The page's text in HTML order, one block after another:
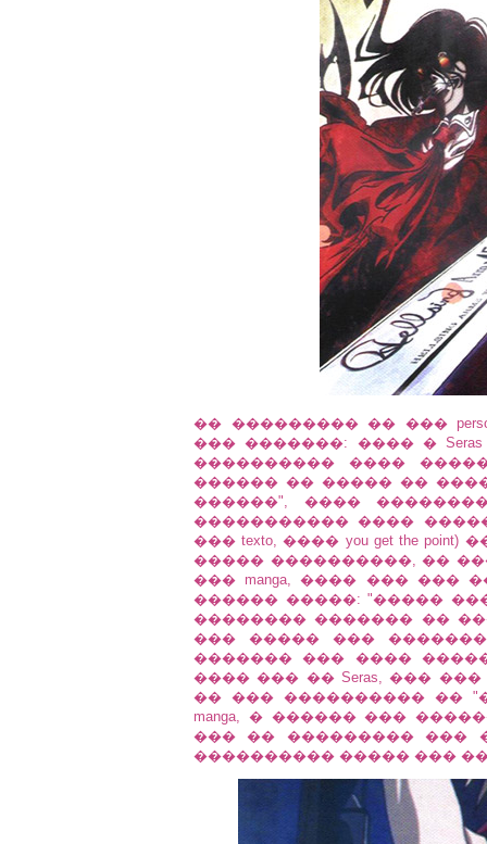
�� ��������� �� ���
��� �������: ���� �
���������� ����
������ �� ����� ��
������", ����
����������� ����
��� texto, ���� you get the
����� ����������, ��
��� manga, ���� ��� ���
������ �����: "�����
�������� ������� ��
��� ����� ���
������� ��� ����
���� ��� �� Seras, ���
�� ��� ���������� ��
manga, � ������ ��� ������
��� �� ��������� ���
���������� ����� ���